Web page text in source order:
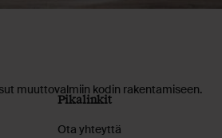
muuttovalmiin kodin rakentamiseen.
Pikalinkit
Ota yhteyttä